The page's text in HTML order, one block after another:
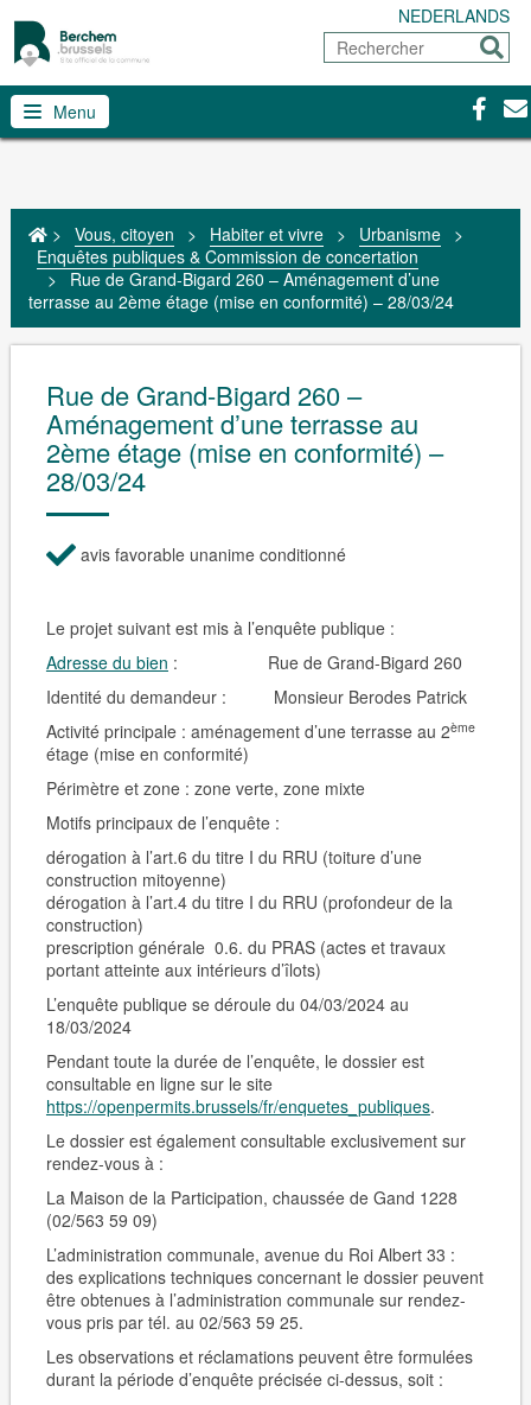
NEDERLANDS
Rechercher
Menu
> Vous, citoyen > Habiter et vivre > Urbanisme
>
Enquêtes publiques & Commission de concertation
>
Rue de Grand-Bigard 260 – Aménagement d’une
terrasse au 2ème étage (mise en conformité) – 28/03/24
Rue de Grand-Bigard 260 –
Aménagement d’une terrasse au
2ème étage (mise en conformité) –
28/03/24
avis favorable unanime conditionné
Le projet suivant est mis à l’enquête publique :
Adresse du bien : Rue de Grand-Bigard 260
Identité du demandeur :
MonsieurBerodes Patrick
Activité principale : aménagement d’une terrasse au 2ème
étage(mise en conformité)
Périmètre et zone : zone verte, zone mixte
Motifs principaux de l’enquête :
dérogation à l’art.6 du titre I du RRU (toiture d’une
construction mitoyenne)
dérogation à l’art.4 du titre I du RRU (profondeur de la
construction)
prescription générale 0.6. du PRAS (actes et travaux
portant atteinte aux intérieurs d’îlots)
L’enquête publique se déroule du 04/03/2024 au
18/03/2024
Pendant toute la durée de l’enquête, le dossier est
consultable en ligne sur le site
https://openpermits.brussels/fr/enquetes_publiques.
Le dossier est également consultable exclusivement sur
rendez-vousà :
La Maison de la Participation, chaussée de Gand 1228
(02/563 59 09)
L’administration communale, avenue du Roi Albert 33 :
des explications techniques concernant le dossier peuvent
être obtenues à l’administration communale sur rendez-
vous pris par tél. au 02/563 59 25.
Les observations et réclamations peuvent être formulées
durant la période d’enquête précisée ci-dessus, soit :